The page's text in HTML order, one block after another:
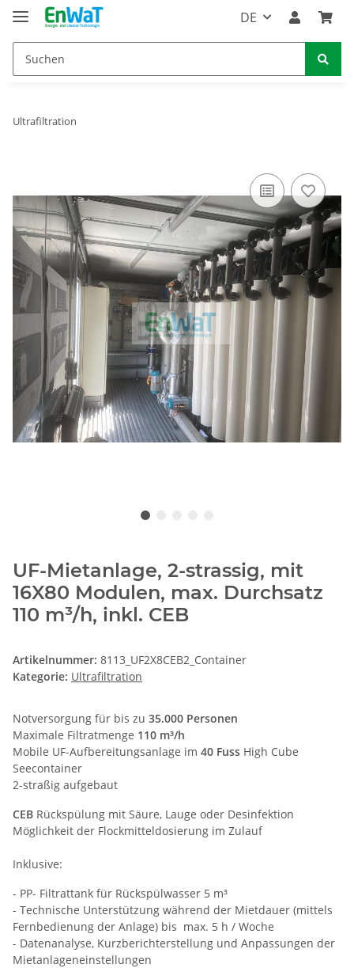
DE
Ultrafiltration
UF-Mietanlage, 2-strassig, mit
16X80 Modulen, max. Durchsatz
110 m³/h, inkl. CEB
Artikelnummer: 8113_UF2X8CEB2_Container
Kategorie: Ultrafiltration
Notversorgung für bis zu 35.000 Personen
Maximale Filtratmenge 110 m³/h
Mobile UF-Aufbereitungsanlage im 40 Fuss High Cube
Seecontainer
2-straßig aufgebaut
CEB Rückspülung mit Säure, Lauge oder Desinfektion
Möglichkeit der Flockmitteldosierung im Zulauf
Inklusive:
- PP- Filtrattank für Rückspülwasser 5 m³
- Technische Unterstützung während der Mietdauer (mittels
Fernbedienung der Anlage) bis max. 5 h / Woche
- Datenanalyse, Kurzberichterstellung und Anpassungen der
Mietanlageneinstellungen